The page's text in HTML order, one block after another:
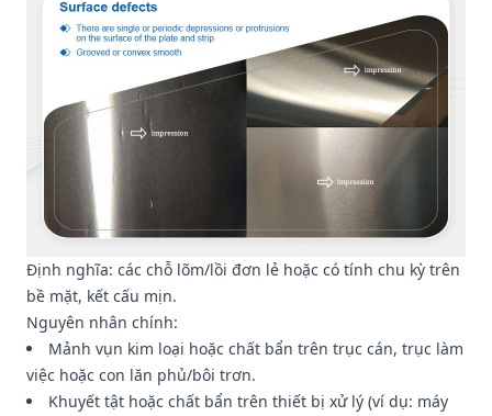
Định nghĩa: các chỗ lõm/lồi đơn lẻ hoặc có tính chu kỳ trên
bề mặt, kết cấu mịn.
Nguyên nhân chính:
Mảnh vụn kim loại hoặc chất bẩn trên trục cán, trục làm
việc hoặc con lăn phủ/bôi trơn.
Khuyết tật hoặc chất bẩn trên thiết bị xử lý (ví dụ: máy